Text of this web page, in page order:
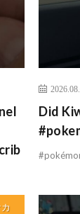
Did